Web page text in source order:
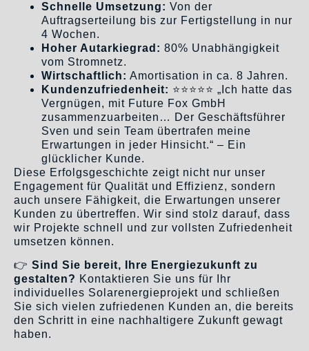
Schnelle Umsetzung: Von der
Auftragserteilung bis zur Fertigstellung in nur
4 Wochen.
Hoher Autarkiegrad: 80% Unabhängigkeit
vom Stromnetz.
Wirtschaftlich: Amortisation in ca. 8 Jahren.
Kundenzufriedenheit: ⭐⭐⭐⭐⭐ „Ich hatte das
Vergnügen, mit Future Fox GmbH
zusammenzuarbeiten… Der Geschäftsführer
Sven und sein Team übertrafen meine
Erwartungen in jeder Hinsicht.“ – Ein
glücklicher Kunde.
Diese Erfolgsgeschichte zeigt nicht nur unser
Engagement für Qualität und Effizienz, sondern
auch unsere Fähigkeit, die Erwartungen unserer
Kunden zu übertreffen. Wir sind stolz darauf, dass
wir Projekte schnell und zur vollsten Zufriedenheit
umsetzen können.
👉 Sind Sie bereit, Ihre Energiezukunft zu
gestalten? Kontaktieren Sie uns für Ihr
individuelles Solarenergieprojekt und schließen
Sie sich vielen zufriedenen Kunden an, die bereits
den Schritt in eine nachhaltigere Zukunft gewagt
haben.